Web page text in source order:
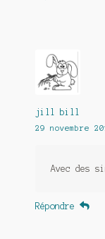
jill bill
29 novembre
Avec des
Répondre